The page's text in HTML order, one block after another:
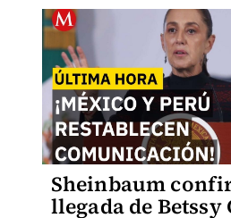
Sheinbaum
llegada de Betssy